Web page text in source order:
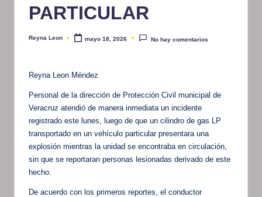
PARTICULAR
Publicado
Reyna Leon mayo 18, 2026 No hay comentarios
Reyna Leon Méndez
Personal de la dirección de Protección Civil municipal de
Veracruz atendió de manera inmediata un incidente
registrado este lunes, luego de que un cilindro de gas LP
transportado en un vehículo particular presentara una
explosión mientras la unidad se encontraba en circulación,
sin que se reportaran personas lesionadas derivado de este
hecho.
De acuerdo con los primeros reportes, el conductor